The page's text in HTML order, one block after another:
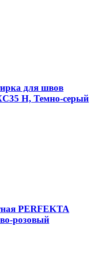
для швов
Н, Темно-серый
PERFEKTA
розовый